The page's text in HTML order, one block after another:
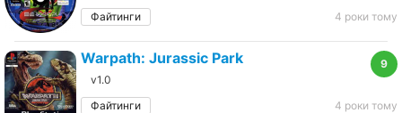
Файтинги
4 роки тому
9
Warpath: Jurassic Park
v1.0
Файтинги
4 роки тому